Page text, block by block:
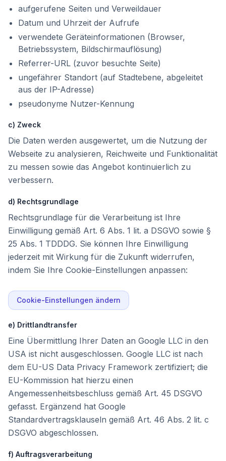
aufgerufene Seiten und Verweildauer
Datum und Uhrzeit der Aufrufe
verwendete Geräteinformationen (Browser,
Betriebssystem, Bildschirmauflösung)
Referrer-URL (zuvor besuchte Seite)
ungefährer Standort (auf Stadtebene, abgeleitet
aus der IP-Adresse)
pseudonyme Nutzer-Kennung
c) Zweck
Die Daten werden ausgewertet, um die Nutzung der
Webseite zu analysieren, Reichweite und Funktionalität
zu messen sowie das Angebot kontinuierlich zu
verbessern.
d) Rechtsgrundlage
Rechtsgrundlage für die Verarbeitung ist Ihre
Einwilligung gemäß Art. 6 Abs. 1 lit. a DSGVO sowie §
25 Abs. 1 TDDDG. Sie können Ihre Einwilligung
jederzeit mit Wirkung für die Zukunft widerrufen,
indem Sie Ihre Cookie-Einstellungen anpassen:
Cookie-Einstellungen ändern
e) Drittlandtransfer
Eine Übermittlung Ihrer Daten an Google LLC in den
USA ist nicht ausgeschlossen. Google LLC ist nach
dem EU-US Data Privacy Framework zertifiziert; die
EU-Kommission hat hierzu einen
Angemessenheitsbeschluss gemäß Art. 45 DSGVO
gefasst. Ergänzend hat Google
Standardvertragsklauseln gemäß Art. 46 Abs. 2 lit. c
DSGVO abgeschlossen.
f) Auftragsverarbeitung